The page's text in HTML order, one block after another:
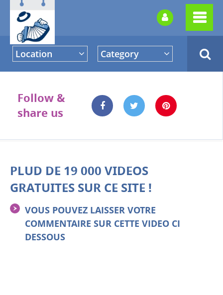
Location Category
Follow &
share us
PLUD DE 19 000 VIDEOS
GRATUITES SUR CE SITE !
VOUS POUVEZ LAISSER VOTRE
COMMENTAIRE SUR CETTE VIDEO CI
DESSOUS